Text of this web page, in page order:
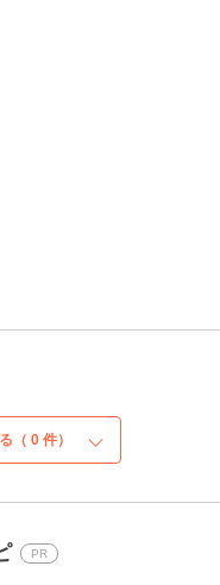
（ 0 件）
PR